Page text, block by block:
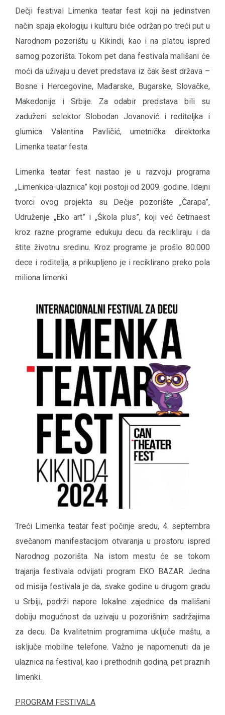
Dečji festival Limenka teatar fest koji na jedinstven
način spaja ekologiju i kulturu biće održan po treći put u
Narodnom pozorištu u Kikindi, kao i na platou ispred
samog pozorišta. Tokom pet dana festivala mališani će
moći da uživaju u devet predstava iz čak šest država –
Bosne i Hercegovine, Mađarske, Bugarske, Slovačke,
Makedonije i Srbije. Za odabir predstava bili su
zaduženi selektor Slobodan Jovanović i rediteljka i
glumica Valentina Pavličić, umetnička direktorka
Limenka teatar festa.
Limenka teatar fest nastao je u razvoju programa
„Limenkica-ulaznica” koji postoji od 2009. godine. Idejni
tvorci ovog projekta su Dečje pozorište „Čarapa”,
Udruženje „Eko art” i „Škola plus”, koji već četrnaest
kroz razne programe edukuju decu da recikliraju i da
štite životnu sredinu. Kroz programe je prošlo 80.000
dece i roditelja, a prikupljeno je i reciklirano preko pola
miliona limenki.
Treći Limenka teatar fest počinje sredu, 4. septembra
svečanom manifestacijom otvaranja u prostoru ispred
Narodnog pozorišta. Na istom mestu će se tokom
trajanja festivala odvijati program EKO BAZAR. Jedna
od misija festivala je da, svake godine u drugom gradu
u Srbiji, podrži napore lokalne zajednice da mališani
dobiju mogućnost da uzivaju u pozorišnim sadržajima
za decu. Da kvalitetnim programima uključe maštu, a
isključe mobilne telefone. Važno je napomenuti da je
ulaznica na festival, kao i prethodnih godina, pet praznih
limenki.
PROGRAM FESTIVALA